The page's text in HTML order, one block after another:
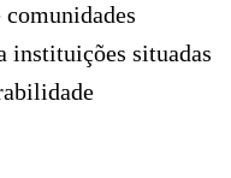
instituições situadas